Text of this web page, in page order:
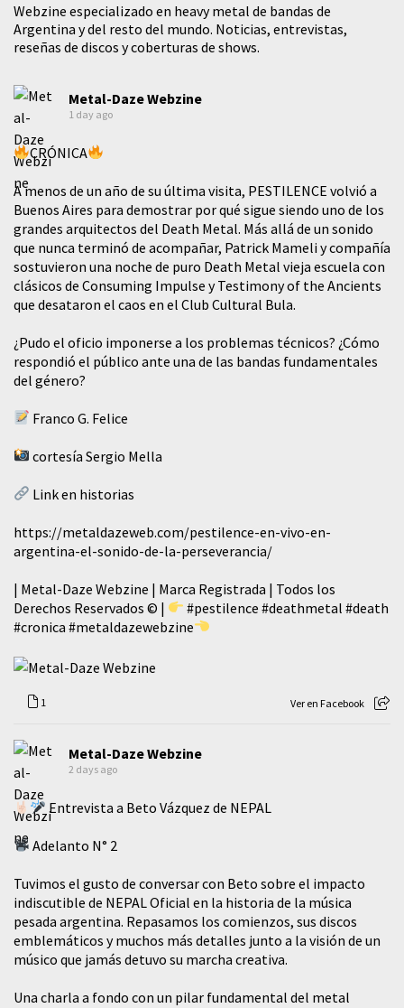
Webzine especializado en heavy metal de bandas de
Argentina y del resto del mundo. Noticias, entrevistas,
reseñas de discos y coberturas de shows.
Metal-Daze Webzine
1 day ago
CRÓNICA
A menos de un año de su última visita, PESTILENCE volvió a
Buenos Aires para demostrar por qué sigue siendo uno de los
grandes arquitectos del Death Metal. Más allá de un sonido
que nunca terminó de acompañar, Patrick Mameli y compañía
sostuvieron una noche de puro Death Metal vieja escuela con
clásicos de Consuming Impulse y Testimony of the Ancients
que desataron el caos en el Club Cultural Bula.
¿Pudo el oficio imponerse a los problemas técnicos? ¿Cómo
respondió el público ante una de las bandas fundamentales
del género?
Franco G. Felice
cortesía Sergio Mella
Link en historias
https://metaldazeweb.com/pestilence-en-vivo-en-
argentina-el-sonido-de-la-perseverancia/
| Metal-Daze Webzine | Marca Registrada | Todos los
Derechos Reservados © |
#pestilence #deathmetal #death
#cronica #metaldazewebzine
1 Ver en Facebook
Metal-Daze Webzine
2 days ago
Entrevista a Beto Vázquez de NEPAL
Adelanto N° 2
Tuvimos el gusto de conversar con Beto sobre el impacto
indiscutible de NEPAL Oficial en la historia de la música
pesada argentina. Repasamos los comienzos, sus discos
emblemáticos y muchos más detalles junto a la visión de un
músico que jamás detuvo su marcha creativa.
​Una charla a fondo con un pilar fundamental del metal